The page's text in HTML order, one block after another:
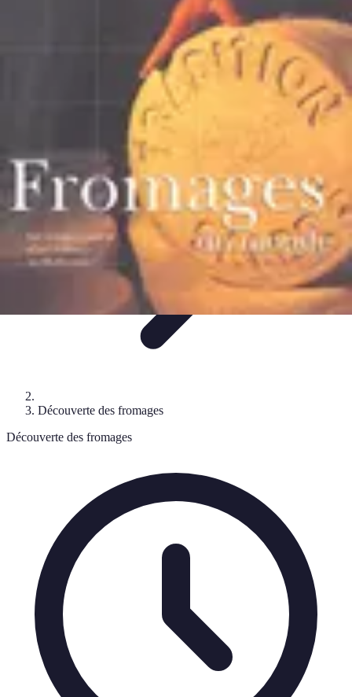
Découvertes
découverte
Fromages du Monde
Découverte des fromages
Découverte des fromages